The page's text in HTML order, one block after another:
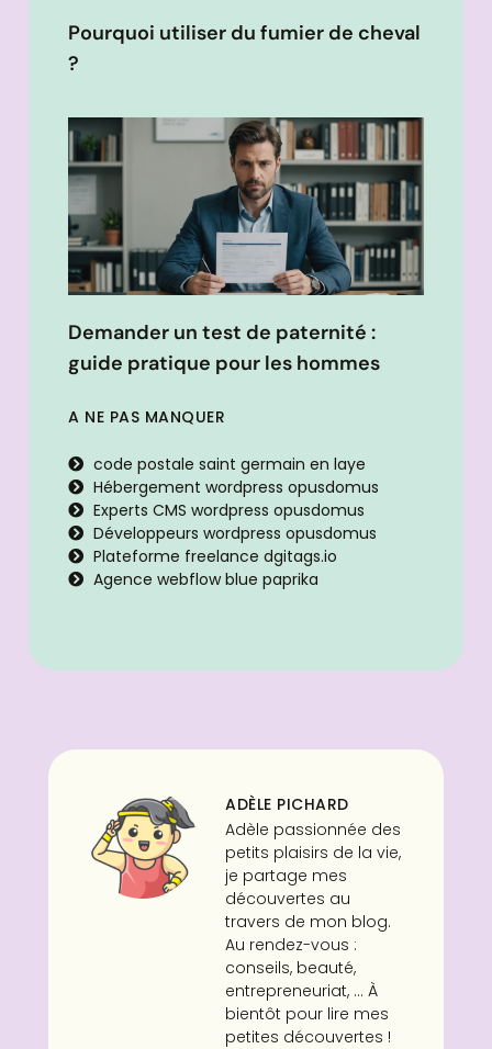
Pourquoi utiliser du fumier de cheval
?
Demander un test de paternité :
guide pratique pour les hommes
A NE PAS MANQUER
code postale saint germain en laye
Hébergement wordpress opusdomus
Experts CMS wordpress opusdomus
Développeurs wordpress opusdomus
Plateforme freelance dgitags.io
Agence webflow blue paprika
ADÈLE PICHARD
Adèle passionnée des
petits plaisirs de la vie,
je partage mes
découvertes au
travers de mon blog.
Au rendez-vous :
conseils, beauté,
entrepreneuriat, ... À
bientôt pour lire mes
petites découvertes !